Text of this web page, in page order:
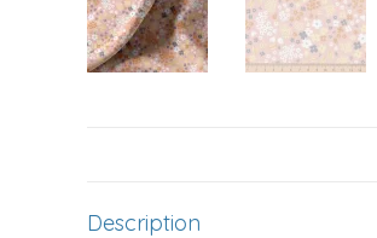
Description